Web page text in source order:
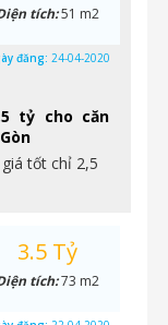
tỷ cho căn
tốt chỉ 2,5
tích:51 m2
đăng: 24-04-2020
3.5 Tỷ
tích:73 m2